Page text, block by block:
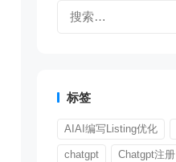
标签
AIAI编写Listing优化
chatgpt Chatgpt注册